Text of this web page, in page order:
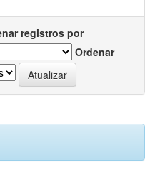
registros por
Ordenar